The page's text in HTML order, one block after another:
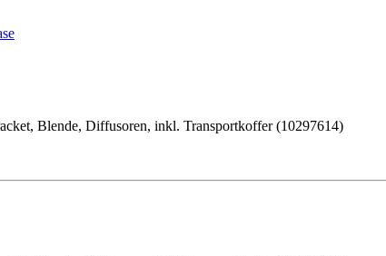
Blende, Diffusoren, inkl. Transportkoffer (10297614)